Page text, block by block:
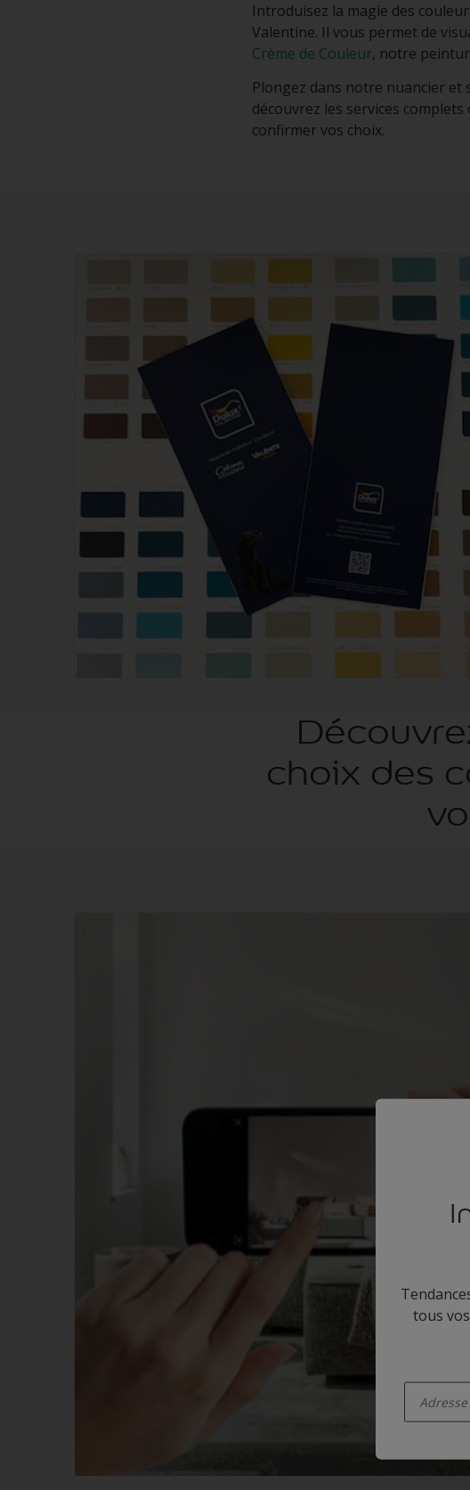
Introduisez la magie des
Valentine. Il vous permet de
Crème de Couleur, notre
Plongez dans notre nuancier
découvrez les services
confirmer vos choix.
choix des
tous